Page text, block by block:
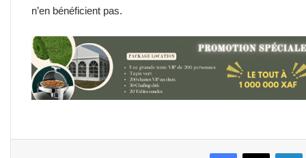
n’en bénéficient pas.
FacebookX